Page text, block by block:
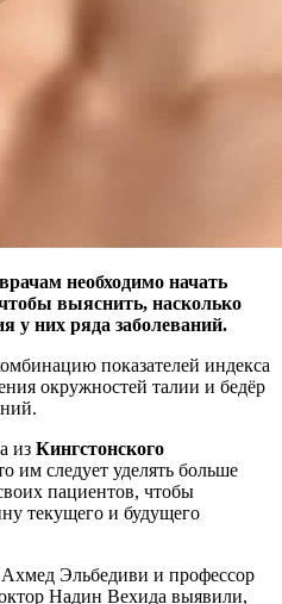
необходимо начать
выяснить, насколько
у них ряда заболеваний.
показателей индекса
окружностей талии и бедёр
из Кингстонского
им следует уделять больше
пациентов, чтобы
текущего и будущего
Эльбедиви и профессор
Надин Вехида выявили,